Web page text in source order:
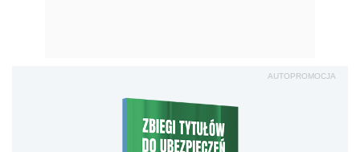
AUTOPROMOCJA